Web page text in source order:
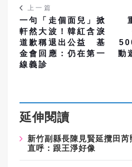
上一篇
一句「走個面兒」掀
軒然大波！韓紅含淚
道歉稱退出公益 基
金會回應：仍在第一
線義診
動
延伸閱讀
新竹副縣長陳見賢延攬田
直呼：跟王淨好像